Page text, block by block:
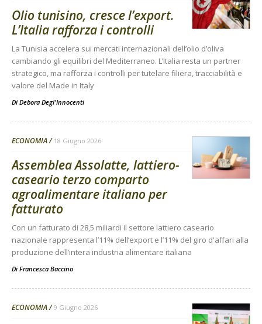
Olio tunisino, cresce l’export.
L’Italia rafforza i controlli
La Tunisia accelera sui mercati internazionali dell’olio d’oliva
cambiando gli equilibri del Mediterraneo. L’Italia resta un partner
strategico, ma rafforza i controlli per tutelare filiera, tracciabilità e
valore del Made in Italy
Di Debora Degl'Innocenti
ECONOMIA 18 Giugno 2026
Assemblea Assolatte, lattiero-
caseario terzo comparto
agroalimentare italiano per
fatturato
Con un fatturato di 28,5 miliardi il settore lattiero caseario
nazionale rappresenta l’11% dell’export e l’11% del giro d'affari alla
produzione dell’intera industria alimentare italiana
Di Francesca Baccino
ECONOMIA 9 Giugno 2026